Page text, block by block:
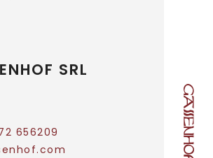
SRL
656209
com